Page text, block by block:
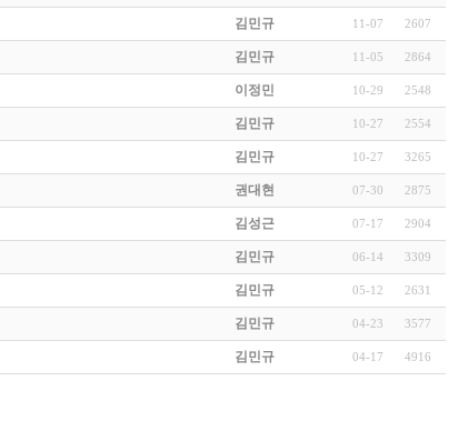
김민규 11-07 2607
김민규 11-05 2864
이정민 10-29 2548
김민규 10-27 2554
김민규 10-27 3265
권대현 07-30 2875
김성근 07-17 2904
김민규 06-14 3309
김민규 05-12 2631
김민규 04-23 3577
김민규 04-17 4916